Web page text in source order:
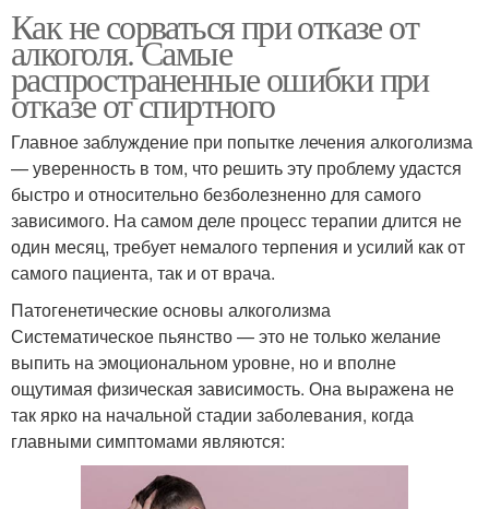
Как не сорваться при отказе от
алкоголя. Самые
распространенные ошибки при
отказе от спиртного
Главное заблуждение при попытке лечения алкоголизма
— уверенность в том, что решить эту проблему удастся
быстро и относительно безболезненно для самого
зависимого. На самом деле процесс терапии длится не
один месяц, требует немалого терпения и усилий как от
самого пациента, так и от врача.
Патогенетические основы алкоголизма
Систематическое пьянство — это не только желание
выпить на эмоциональном уровне, но и вполне
ощутимая физическая зависимость. Она выражена не
так ярко на начальной стадии заболевания, когда
главными симптомами являются: